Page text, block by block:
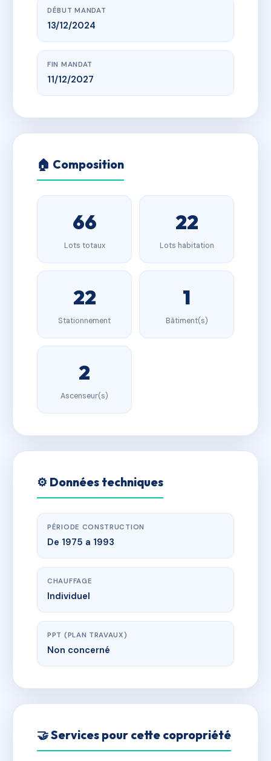
DÉBUT MANDAT
13/12/2024
FIN MANDAT
11/12/2027
🏠 Composition
66
Lots totaux
22
Lots habitation
22
Stationnement
1
Bâtiment(s)
2
Ascenseur(s)
⚙️ Données techniques
PÉRIODE CONSTRUCTION
De 1975 a 1993
CHAUFFAGE
Individuel
PPT (PLAN TRAVAUX)
Non concerné
🤝 Services pour cette copropriété